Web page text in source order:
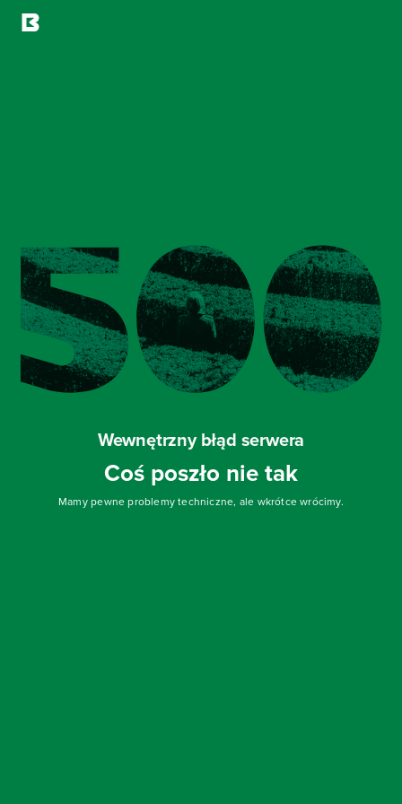
Wewnętrzny błąd serwera
Coś poszło nie tak
Mamy pewne problemy techniczne, ale wkrótce wrócimy.